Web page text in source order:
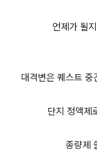
언제가 될
대격변은 퀘스트
단지 정액제
종량제